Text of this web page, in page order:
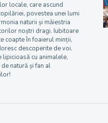
locale, care ascund
povestea unei lumi
naturii și măiestria
noștri dragi. Iubitoare
coapte în foaierul minții,
descoperite de voi.
lipicioasă cu animalele,
natură și fan al